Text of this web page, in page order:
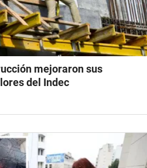
mejoraron sus
del Indec